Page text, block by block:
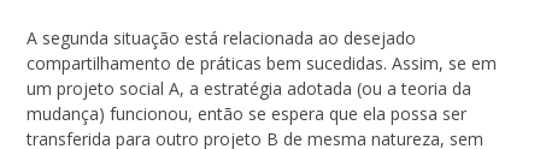
A segunda situação está relacionada ao desejado
compartilhamento de práticas bem sucedidas. Assim, se em
um projeto social A, a estratégia adotada (ou a teoria da
mudança) funcionou, então se espera que ela possa ser
transferida para outro projeto B de mesma natureza, sem